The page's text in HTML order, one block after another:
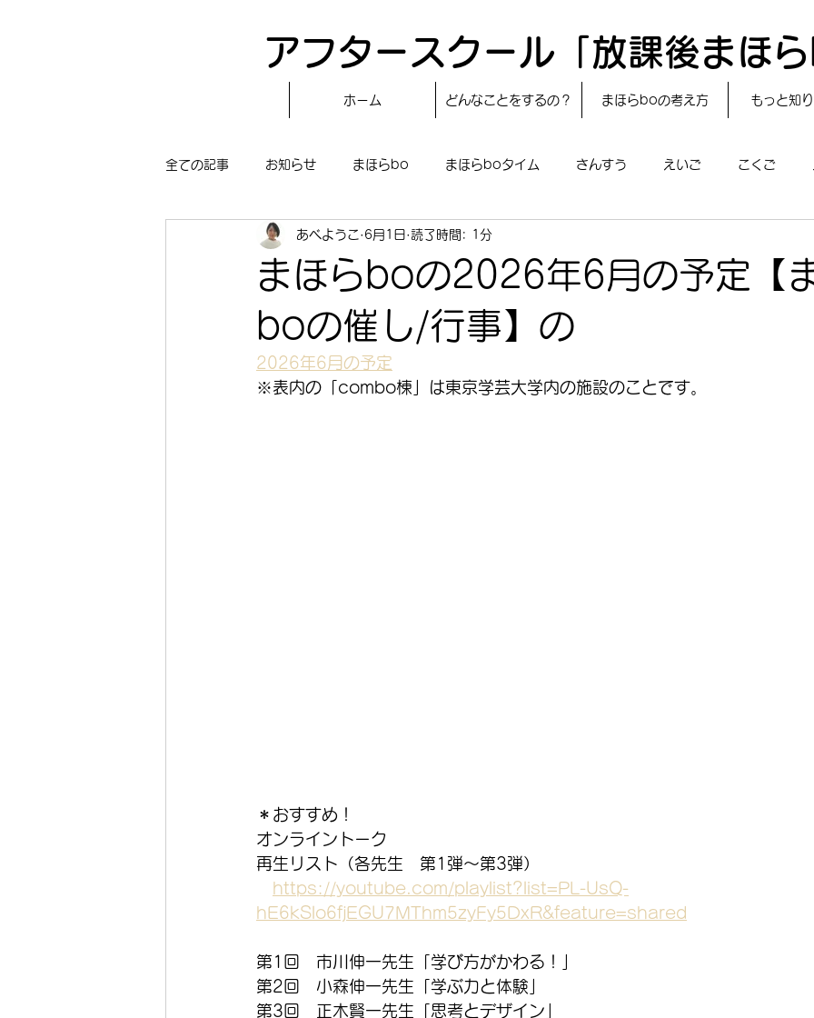
アフタースクール「放課後まほら
ホーム どんなことをするの？ まほらboの考え方 もっと知り
全ての記事 お知らせ まほらbo まほらboタイム さんすう えいご こくご
〝自分で作る〟もぐもぐタイム レシピ 24節気
まほらboの学習／仕事 まほらboのあそび まほらboの催し／行事
冒険まほらbo
まほらboの2026年6月の予定【
boの催し/行事】の
あべようこ 6月1日 読了時間: 1分
2026年6月の予定
※表内の「combo棟」は東京学芸大学内の施設のことです。
＊おすすめ！
オンライントーク
再生リスト（各先生　第1弾～第3弾）
https://youtube.com/playlist?list=PL-UsQ-
hE6kSlo6fjEGU7MThm5zyFy5DxR&feature=shared
第1回　市川伸一先生「学び方がかわる！」
第2回　小森伸一先生「学ぶ力と体験」
第3回　正木賢一先生「思考とデザイン」